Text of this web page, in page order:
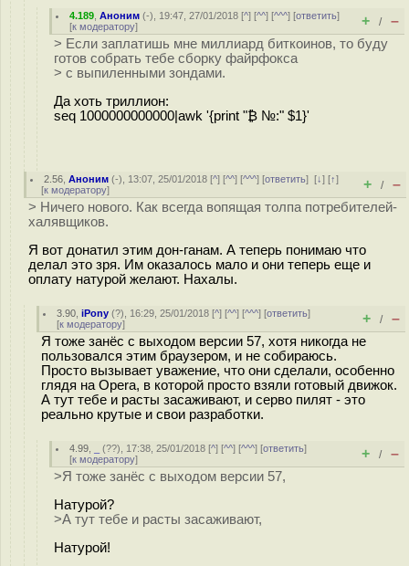
4.189 ,Аноним (-), 19:47, 27/01/2018 [^] [^^] [^^^] [ответить]
[к модератору] + / –
> Если заплатишь мне миллиард биткоинов, то буду
готов собрать тебе сборку файрфокса
> с выпиленными зондами.
Да хоть триллион:
seq 1000000000000|awk '{print "₿ №:" $1}'
2.56 ,Аноним (-), 13:07, 25/01/2018 [^] [^^] [^^^] [ответить][↓] [↑]
[к модератору] + / –
> Ничего нового. Как всегда вопящая толпа потребителей-
халявщиков.
Я вот донатил этим дон-ганам. А теперь понимаю что
делал это зря. Им оказалось мало и они теперь еще и
оплату натурой желают. Нахалы.
3.90 ,iPony (?), 16:29, 25/01/2018 [^] [^^] [^^^] [ответить]
[к модератору] + / –
Я тоже занёс с выходом версии 57, хотя никогда не
пользовался этим браузером, и не собираюсь.
Просто вызывает уважение, что они сделали, особенно
глядя на Opera, в которой просто взяли готовый движок.
А тут тебе и расты засаживают, и серво пилят - это
реально крутые и свои разработки.
4.99 (??), 17:38, 25/01/2018 [^] [^^] [^^^] [ответить]
[к модератору] + / –
>Я тоже занёс с выходом версии 57,
Натурой?
>А тут тебе и расты засаживают,
Натурой!